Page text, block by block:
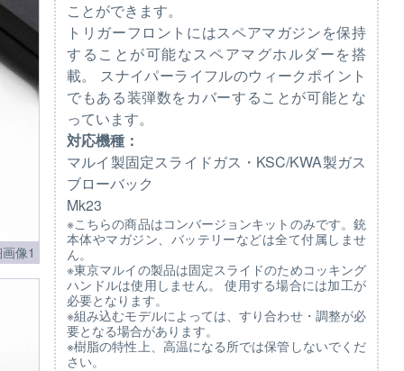
ことができます。
トリガーフロントにはスペアマガジンを保持
することが可能なスペアマグホルダーを搭
載。 スナイパーライフルのウィークポイント
でもある装弾数をカバーすることが可能とな
っています。
対応機種：
マルイ製固定スライドガス・KSC/KWA製ガス
ブローバック
Mk23
※こちらの商品はコンバージョンキットのみです。銃
本体やマガジン、バッテリーなどは全て付属しませ
ん。
※東京マルイの製品は固定スライドのためコッキング
ハンドルは使用しません。 使用する場合には加工が
必要となります。
※組み込むモデルによっては、すり合わせ・調整が必
要となる場合があります。
※樹脂の特性上、高温になる所では保管しないでくだ
さい。
像1